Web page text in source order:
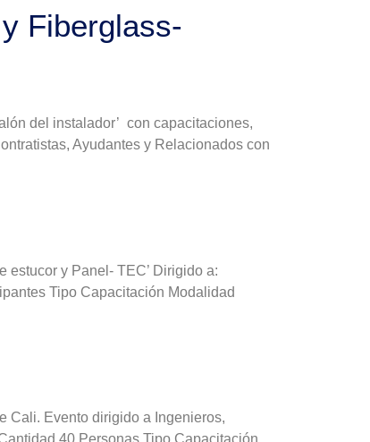
Fiberglass-
del instalador’ con capacitaciones,
Ayudantes y Relacionados con
estucor y Panel- TEC’ Dirigido a:
Tipo Capacitación Modalidad
Cali. Evento dirigido a Ingenieros,